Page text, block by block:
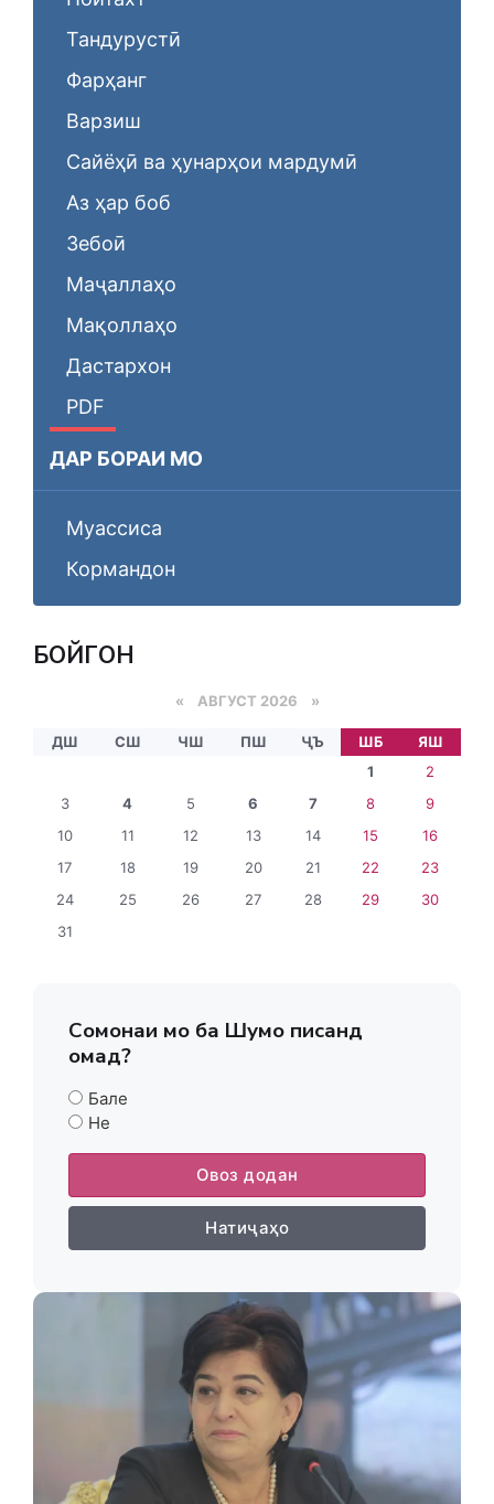
Тандурустӣ
Фарҳанг
Варзиш
Сайёҳӣ ва ҳунарҳои мардумӣ
Аз ҳар боб
Зебоӣ
Маҷаллаҳо
Мақоллаҳо
Дастархон
PDF
ДАР БОРАИ МО
Муассиса
Кормандон
БОЙГОНӢ
« АВГУСТ 2026 »
ДШ СШ ЧШ ПШ ҶЪ ШБ
ЯШ
1
2
3
4 5 6 7 8
9
10
11 12 13 14 15
16
17
18 19 20 21 22
23
24
25 26 27 28 29
30
31
Сомонаи мо ба Шумо писанд
омад?
Бале
Не
Овоз додан
Натиҷаҳо